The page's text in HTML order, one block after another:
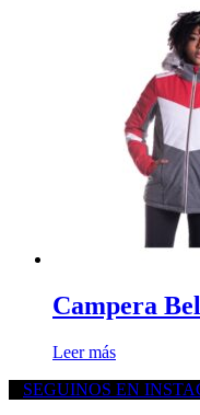
Campera
Leer más
SEGUINOS EN